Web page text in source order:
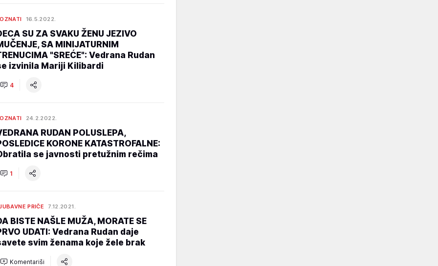
16.5.2022.
SU ZA SVAKU ŽENU JEZIVO
SA MINIJATURNIM
"SREĆE": Vedrana Rudan
izvinila Mariji Kilibardi
4
24.2.2022.
RUDAN POLUSLEPA,
KORONE KATASTROFALNE:
se javnosti pretužnim rečima
1
PRIČE 7.12.2021.
BISTE NAŠLE MUŽA, MORATE SE
UDATI: Vedrana Rudan daje
svim ženama koje žele brak
Komentariši